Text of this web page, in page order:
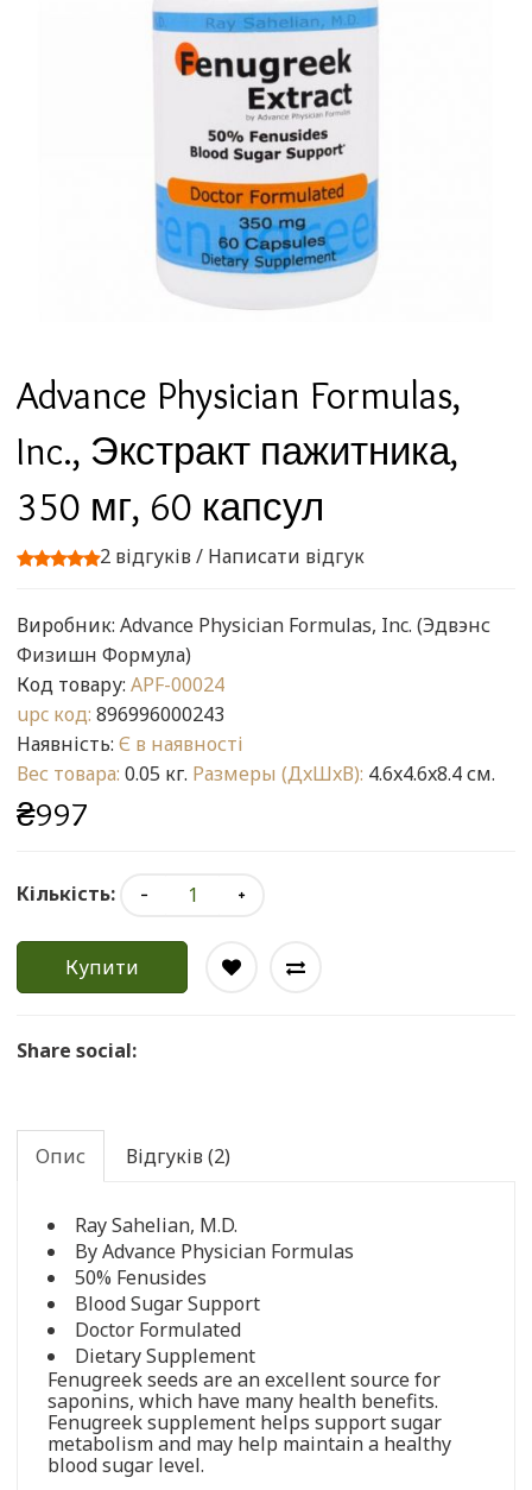
Advance Physician Formulas,
Inc., Экстракт пажитника,
350 мг, 60 капсул
2 відгуків/ Написати відгук
Виробник: Advance Physician Formulas, Inc. (Эдвэнс
Физишн Формула)
Код товару: APF-00024
upc код: 896996000243
Наявність: Є в наявності
Вес товара: 0.05 кг. Размеры (ДxШxВ): 4.6x4.6x8.4 см.
₴997
Кількість:
Купити
Share social:
Опис Відгуків (2)
Ray Sahelian, M.D.
By Advance Physician Formulas
50% Fenusides
Blood Sugar Support
Doctor Formulated
Dietary Supplement
Fenugreek seeds are an excellent source for
saponins, which have many health benefits.
Fenugreek supplement helps support sugar
metabolism and may help maintain a healthy
blood sugar level.